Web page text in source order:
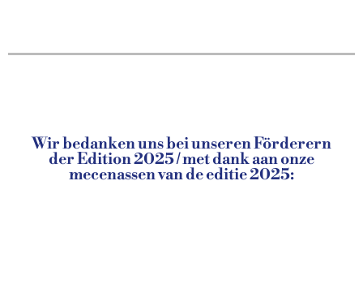
Wir bedanken uns bei unseren Förderern
der Edition 2025 / met dank aan onze
mecenassen van de editie 2025: